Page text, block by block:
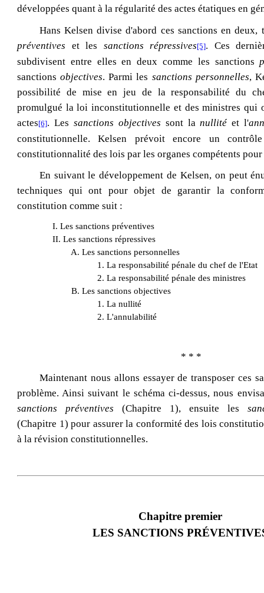
développées quant à la régularité des actes étatiques en
Hans Kelsen divise d'abord ces sanctions en
préventives et les sanctions répressives[5]. Ces
subdivisent entre elles en deux comme les sanctions
sanctionsobjectives. Parmi les sanctions personnelles,
possibilité de mise en jeu de la responsabilité du
promulgué la loi inconstitutionnelle et des ministres qui
actes[6]. Les sanctions objectives sont lanullité et l'
constitutionnelle. Kelsen prévoit encore un
constitutionnalité des lois par les organes compétents
En suivant le développement de Kelsen, on peut
techniques qui ont pour objet de garantir la
constitution comme suit :
I. Les sanctions préventives
II. Les sanctions répressives
A. Les sanctions personnelles
1. La responsabilité pénale du chef de l'Etat
2. La responsabilité pénale des ministres
B. Les sanctions objectives
1. La nullité
2. L'annulabilité
* * *
Maintenant nous allons essayer de transposer ces
problème. Ainsi suivant le schéma ci-dessus, nous
sanctions préventives (Chapitre 1), ensuite les
(Chapitre 1) pour assurer la conformité des lois
à la révision constitutionnelles.
Chapitre premier
LES SANCTIONS